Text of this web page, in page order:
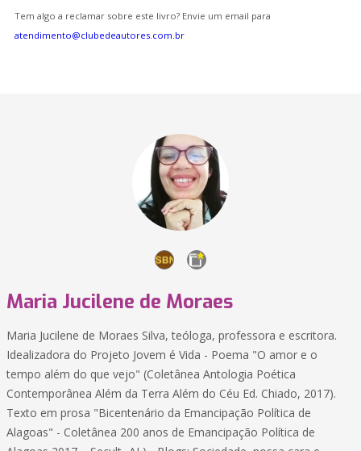
Tem algo a reclamar sobre este livro? Envie um email para
atendimento@clubedeautores.com.br
Maria Jucilene de Moraes
Maria Jucilene de Moraes Silva, teóloga, professora e escritora.
Idealizadora do Projeto Jovem é Vida - Poema "O amor e o
tempo além do que vejo" (Coletânea Antologia Poética
Contemporânea Além da Terra Além do Céu Ed. Chiado, 2017).
Texto em prosa "Bicentenário da Emancipação Política de
Alagoas" - Coletânea 200 anos de Emancipação Política de